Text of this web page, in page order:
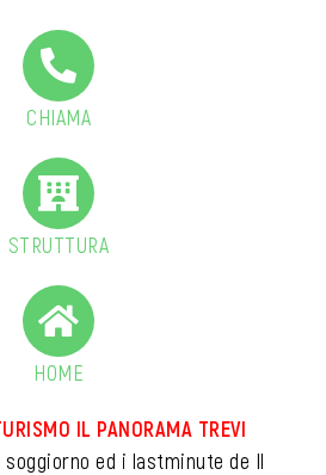
CHIAMA
STRUTTURA
HOME
IL PANORAMA TREVI
ed i lastminute de Il